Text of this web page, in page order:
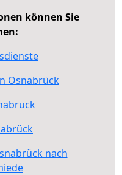
können Sie
Osnabrück
nach